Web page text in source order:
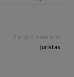
2 anos, 6 meses atrás
Juristas